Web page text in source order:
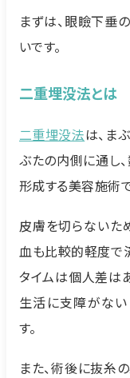
まずは、眼瞼下垂
いです。
二重埋没法とは
二重埋没法は、ま
ぶたの内側に通し
形成する美容施術で
皮膚を切らないた
血も比較的軽度で
タイムは個人差は
生活に支障がな
す。
また、術後に抜糸